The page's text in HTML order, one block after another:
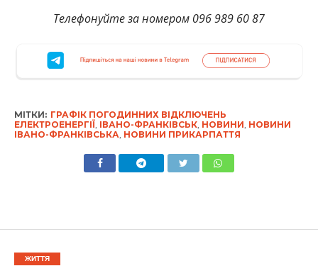
Телефонуйте за номером 096 989 60 87
МІТКИ: ГРАФІК ПОГОДИННИХ ВІДКЛЮЧЕНЬ
ЕЛЕКТРОЕНЕРГІЇ ІВАНО-ФРАНКІВСЬК, НОВИНИ НОВИНИ
ІВАНО-ФРАНКІВСЬКА НОВИНИ ПРИКАРПАТТЯ
ЖИТТЯ